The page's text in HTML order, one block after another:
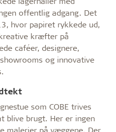
offentlig adgang. Det
hvor papiret rykkede ud,
kræfter på
caféer, designere,
og innovative
som COBE trives
blive brugt. Her er ingen
malerier på væggene. Der